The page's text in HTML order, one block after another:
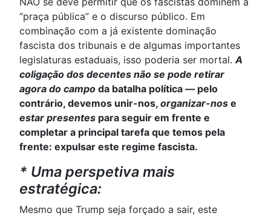
“praça pública” e o discurso público. Em
combinação com a já existente dominação
fascista dos tribunais e de algumas importantes
legislaturas estaduais, isso poderia ser mortal.A
coligação dos decentes não se pode retirar
agora do campo da batalha política — pelo
contrário, devemos unir-nos, organizar-nos e
estar presentes para seguir em frente e
completar a principal tarefa que temos pela
frente: expulsar este regime fascista.
* Uma perspetiva mais
estratégica:
Mesmo que Trump seja forçado a sair, este